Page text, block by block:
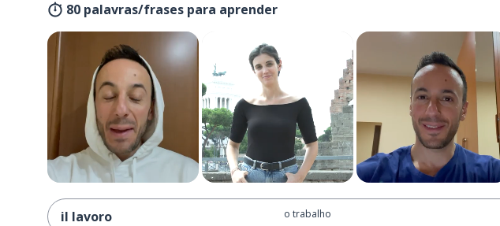
80 palavras/frases para aprender
il lavoro o trabalho